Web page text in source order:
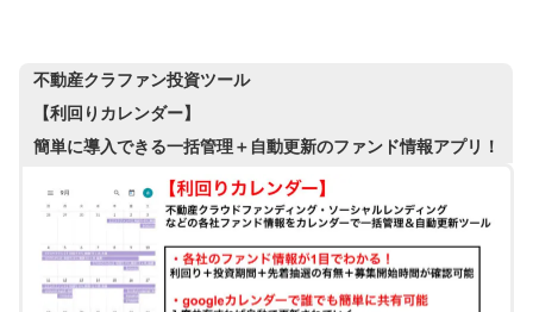
不動産クラファン投資ツール
【利回りカレンダー】
簡単に導入できる一括管理＋自動更新のファンド情報アプリ！